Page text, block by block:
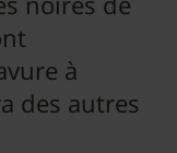
à
des autres